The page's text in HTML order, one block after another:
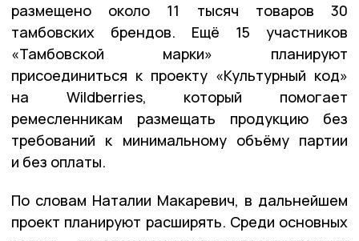
размещено около 11 тысяч товаров 30
тамбовских брендов. Ещё 15 участников
«Тамбовской марки» планируют
присоединиться к проекту «Культурный код»
на Wildberries, который помогает
ремесленникам размещать продукцию без
требований к минимальному объёму партии
и без оплаты.
По словам Наталии Макаревич, в дальнейшем
проект планируют расширять. Среди основных